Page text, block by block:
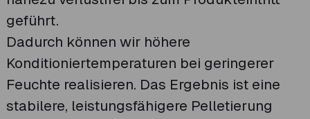
geführt.
Dadurch können wir höhere
Konditioniertemperaturen bei geringerer
Feuchte realisieren. Das Ergebnis ist eine
stabilere, leistungsfähigere Pelletierung